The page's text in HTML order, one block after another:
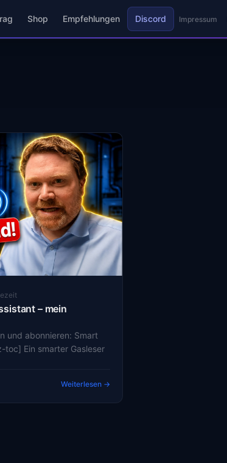
Shop Empfehlungen Discord Impressum
– mein
und abonnieren: Smart
Weiterlesen →